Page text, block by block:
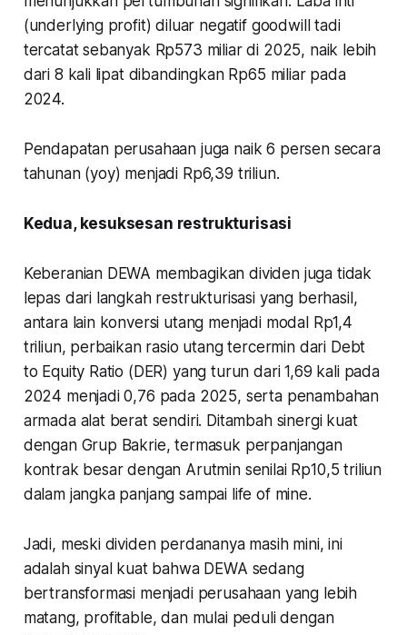
(underlying profit) diluar negatif goodwill tadi
tercatat sebanyak Rp573 miliar di 2025, naik lebih
dari 8 kali lipat dibandingkan Rp65 miliar pada
2024.
Pendapatan perusahaan juga naik 6 persen secara
tahunan (yoy) menjadi Rp6,39 triliun.
Kedua, kesuksesan restrukturisasi
Keberanian DEWA membagikan dividen juga tidak
lepas dari langkah restrukturisasi yang berhasil,
antara lain konversi utang menjadi modal Rp1,4
triliun, perbaikan rasio utang tercermin dari Debt
to Equity Ratio (DER) yang turun dari 1,69 kali pada
2024 menjadi 0,76 pada 2025, serta penambahan
armada alat berat sendiri. Ditambah sinergi kuat
dengan Grup Bakrie, termasuk perpanjangan
kontrak besar dengan Arutmin senilai Rp10,5 triliun
dalam jangka panjang sampai life of mine.
Jadi, meski dividen perdananya masih mini, ini
adalah sinyal kuat bahwa DEWA sedang
bertransformasi menjadi perusahaan yang lebih
matang, profitable, dan mulai peduli dengan